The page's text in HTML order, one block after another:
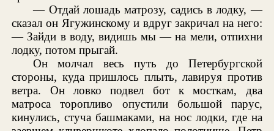
— Отдай лошадь матрозу, садись в лодку, —
сказал он Ягужинскому и вдруг закричал на него:
— Зайди в воду, видишь мы — на мели, отпихни
лодку, потом прыгай.
Он молчал весь путь до Петербургской
стороны, куда пришлось плыть, лавируя против
ветра. Он ловко подвел бот к мосткам, два
матроса торопливо опустили большой парус,
кинулись, стуча башмаками, на нос лодки, где на